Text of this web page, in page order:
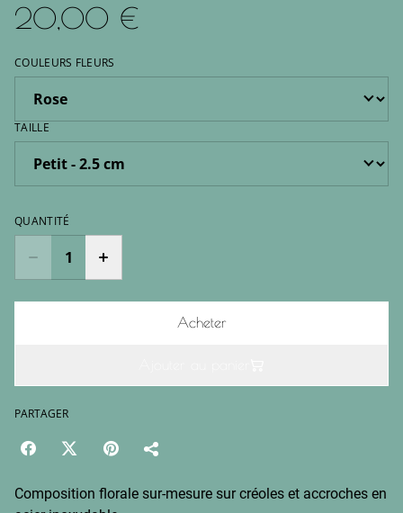
20,00 €
COULEURS FLEURS
TAILLE
QUANTITÉ
Acheter
PARTAGER
Composition florale sur-mesure sur créoles et accroches en